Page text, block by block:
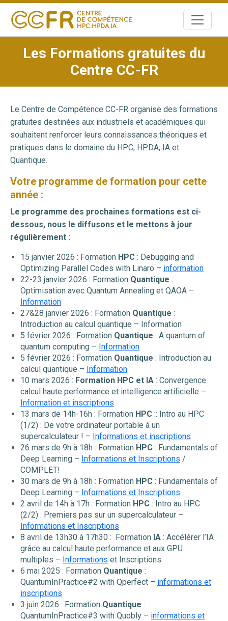
Skip
content
Les Formations gratuites du
Centre CC-FR
Le Centre de Compétence CC-FR organise des formations
gratuites destinées aux industriels et académiques qui
souhaitent renforcer leurs connaissances théoriques et
pratiques dans le domaine du HPC, HPDA, IA et
Quantique.
Votre programme de formation pour cette
année :
Le programme des prochaines formations est ci-
dessous, nous le diffusons et le mettons à jour
régulièrement :
15 janvier 2026 : Formation HPC : Debugging and
Optimizing Parallel Codes with Linaro – information
22-23 janvier 2026 : Formation Quantique :
Optimisation avec Quantum Annealing et QAOA –
Information
27&28 janvier 2026 : Formation Quantique :
Introduction au calcul quantique – Information
5 février 2026 : Formation Quantique : A quantum of
quantum computing – Information
5 février 2026 : Formation Quantique : Introduction au
calcul quantique – Information
10 mars 2026 : Formation HPC et IA : Convergence
calcul haute performance et intelligence artificielle –
Information et inscriptions
13 mars de 14h-16h : Formation HPC :: Intro au HPC
(1/2) : De votre ordinateur portable à un
supercalculateur ! – Informations et inscriptions
26 mars de 9h à 18h : Formation HPC : Fundamentals of
Deep Learning – Informations et Inscriptions /
COMPLET!
30 mars de 9h à 18h : Formation HPC : Fundamentals of
Deep Learning – Informations et Inscriptions
2 avril de 14h à 17h : Formation HPC : Intro au HPC
(2/2) : Premiers pas sur un supercalculateur –
Informations et Inscriptions
8 avril de 13h30 à 17h30 : Formation IA : Accélérer l’IA
grâce au calcul haute performance et aux GPU
multiples – Informations et Inscriptions
6 mai 2025 : Formation Quantique :
QuantumInPractice#2 with Qperfect – informations et
inscriptions
3 juin 2026 : Formation Quantique :
QuantumInPractice#3 with Quobly – informations et